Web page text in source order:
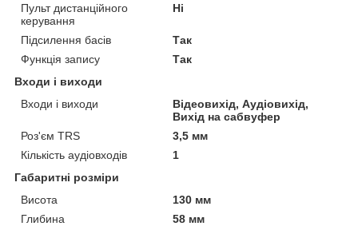
Пульт дистанційного
керування
Ні
Підсилення басів
Так
Функція запису
Так
Входи і виходи
Входи і виходи
Відеовихід, Аудіовихід,
Вихід на сабвуфер
Роз'єм TRS
3,5 мм
Кількість аудіовходів
1
Габаритні розміри
Висота
130 мм
Глибина
58 мм